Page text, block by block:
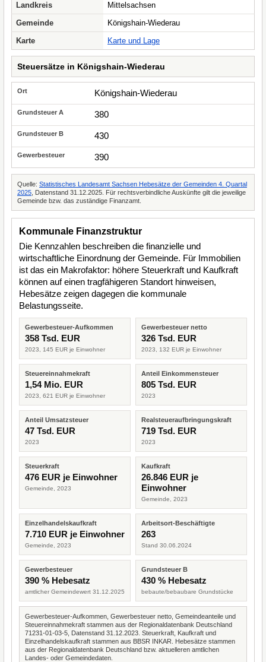
Landkreis
Mittelsachsen
Gemeinde
Königshain-Wiederau
Karte
Karte und Lage
Steuersätze in Königshain-Wiederau
Königshain-Wiederau
380
430
390
Quelle: Statistisches Landesamt Sachsen Hebesätze der Gemeinden 4. Quartal
2025 , Datenstand 31.12.2025. Für rechtsverbindliche Auskünfte gilt die jeweilige
Gemeinde bzw. das zuständige Finanzamt.
Kommunale Finanzstruktur
Die Kennzahlen beschreiben die finanzielle und
wirtschaftliche Einordnung der Gemeinde. Für Immobilien
ist das ein Makrofaktor: höhere Steuerkraft und Kaufkraft
können auf einen tragfähigeren Standort hinweisen,
Hebesätze zeigen dagegen die kommunale
Belastungsseite.
Gewerbesteuer-Aufkommen
358 Tsd. EUR
2023, 145 EUR je Einwohner
Gewerbesteuer netto
326 Tsd. EUR
2023, 132 EUR je Einwohner
Steuereinnahmekraft
1,54 Mio. EUR
2023, 621 EUR je Einwohner
Anteil Einkommensteuer
805 Tsd. EUR
2023
Anteil Umsatzsteuer
47 Tsd. EUR
2023
Realsteueraufbringungskraft
719 Tsd. EUR
2023
Steuerkraft
476 EUR je Einwohner
Gemeinde, 2023
Kaufkraft
26.846 EUR je
Einwohner
Gemeinde, 2023
Einzelhandelskaufkraft
7.710 EUR je Einwohner
Gemeinde, 2023
Arbeitsort-Beschäftigte
263
Stand 30.06.2024
Gewerbesteuer
390 % Hebesatz
amtlicher Gemeindewert 31.12.2025
Grundsteuer B
430 % Hebesatz
bebaute/bebaubare Grundstücke
Gewerbesteuer-Aufkommen, Gewerbesteuer netto, Gemeindeanteile und
Steuereinnahmekraft stammen aus der Regionaldatenbank Deutschland
71231-01-03-5, Datenstand 31.12.2023. Steuerkraft, Kaufkraft und
Einzelhandelskaufkraft stammen aus BBSR INKAR. Hebesätze stammen
aus der Regionaldatenbank Deutschland bzw. aktuelleren amtlichen
Landes- oder Gemeindedaten.